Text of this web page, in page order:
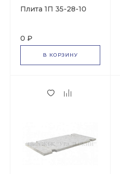
Плита 1П 35-28-10
0 ₽
В КОРЗИНУ